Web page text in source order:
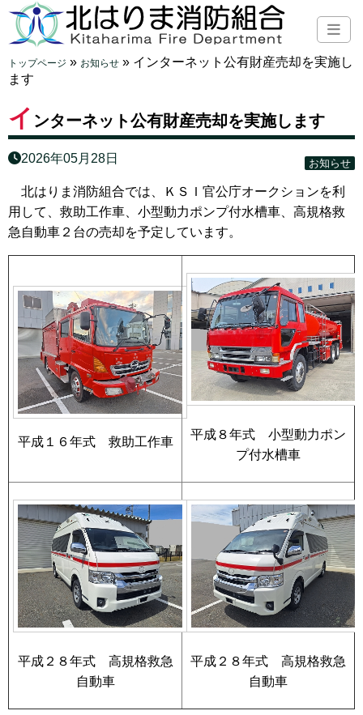
トップページ » お知らせ » インターネット公有財産売却を実施し
ます
イ ンターネット公有財産売却を実施します
お知らせ
2026年05月28日
北はりま消防組合では、ＫＳＩ官公庁オークションを利
用して、救助工作車、小型動力ポンプ付水槽車、高規格救
急自動車２台の売却を予定しています。
平成１６年式 救助工作車
平成８年式 小型動力ポン
プ付水槽車
平成２８年式 高規格救急
自動車
平成２８年式 高規格救急
自動車